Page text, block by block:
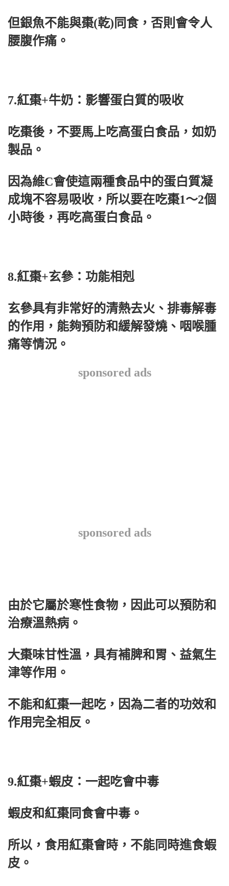
但銀魚不能與棗(乾)同食，否則會令人
腰腹作痛。
7.紅棗+牛奶：影響蛋白質的吸收
吃棗後，不要馬上吃高蛋白食品，如奶
製品。
因為維C會使這兩種食品中的蛋白質凝
成塊不容易吸收，所以要在吃棗1～2個
小時後，再吃高蛋白食品。
8.紅棗+玄參：功能相剋
玄參具有非常好的清熱去火、排毒解毒
的作用，能夠預防和緩解發燒、咽喉腫
痛等情況。
sponsored ads
sponsored ads
由於它屬於寒性食物，因此可以預防和
治療溫熱病。
大棗味甘性溫，具有補脾和胃、益氣生
津等作用。
不能和紅棗一起吃，因為二者的功效和
作用完全相反。
9.紅棗+蝦皮：一起吃會中毒
蝦皮和紅棗同食會中毒。
所以，食用紅棗會時，不能同時進食蝦
皮。